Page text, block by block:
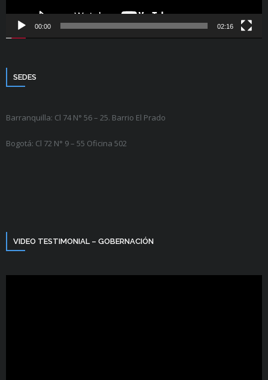
00:00 02:16
SEDES
Barranquilla: Cl 74 N° 56 – 25. Barrio El Prado
Bogotá: Cl 72 N° 9 – 55 Oficina 502
VIDEO TESTIMONIAL – GOBERNACIÓN